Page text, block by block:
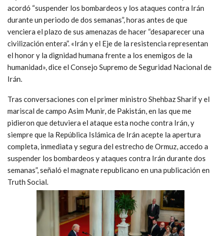
acordó “suspender los bombardeos y los ataques contra Irán
durante un periodo de dos semanas”, horas antes de que
venciera el plazo de sus amenazas de hacer “desaparecer una
civilización entera”. «Irán y el Eje de la resistencia representan
el honor y la dignidad humana frente a los enemigos de la
humanidad», dice el Consejo Supremo de Seguridad Nacional de
Irán.
Tras conversaciones con el primer ministro Shehbaz Sharif y el
mariscal de campo Asim Munir, de Pakistán, en las que me
pidieron que detuviera el ataque esta noche contra Irán, y
siempre que la República Islámica de Irán acepte la apertura
completa, inmediata y segura del estrecho de Ormuz, accedo a
suspender los bombardeos y ataques contra Irán durante dos
semanas”, señaló el magnate republicano en una publicación en
Truth Social.